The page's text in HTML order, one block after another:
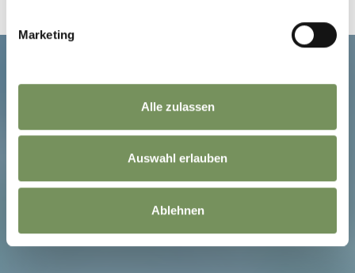
Marketing
Alle zulassen
Auswahl erlauben
Ablehnen